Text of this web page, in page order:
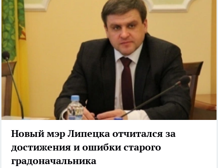
Новый мэр Липецка отчитался за
достижения и ошибки старого
градоначальника